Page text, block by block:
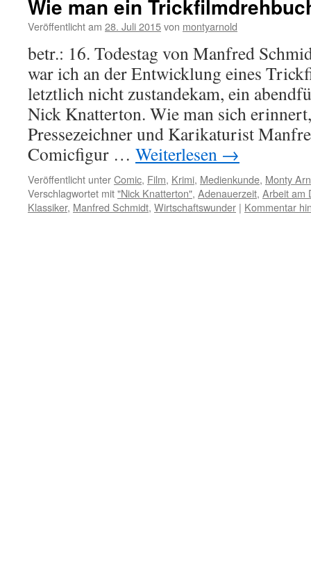
Wie man ein
Veröffentlicht am 28. Juli 2015von montyarnold
betr.: 16. Todestag von Manfred
war ich an der Entwicklung eines
letztlich nicht zustandekam, ein
Nick Knatterton. Wie man sich
Pressezeichner und Karikaturist
Comicfigur … Weiterlesen →
Veröffentlicht unterComic, Film, Krimi, Medienkunde, Monty
Verschlagwortet mit"Nick Knatterton", Adenauerzeit, Arbeit am
Klassiker, Manfred Schmidt, Wirtschaftswunder | Kommentar